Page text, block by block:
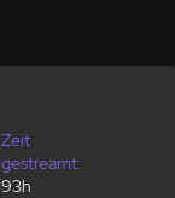
Zeit
gestreamt:
93h